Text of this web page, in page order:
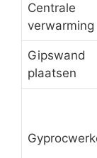
Centrale
verwarming
Gipswand
plaatsen